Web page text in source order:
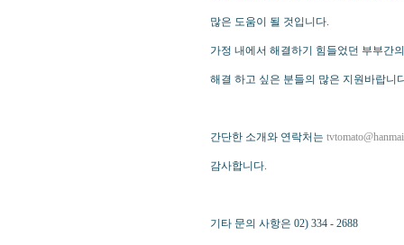
많은 도움이 될 것입니다.
가정 내에서 해결하기 힘들었던 부부간
해결 하고 싶은 분들의 많은 지원바랍니
간단한 소개와 연락처는
감사합니다.
기타 문의 사항은 02) 334 - 2688